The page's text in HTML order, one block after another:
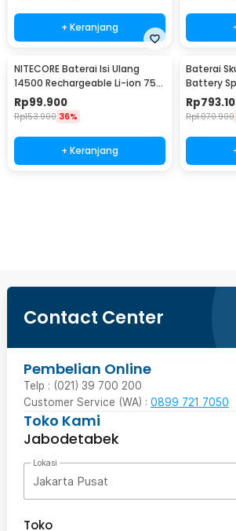
+ Keranjang
NITECORE Baterai Isi Ulang
14500 Rechargeable Li-ion 750
mAh 3.6 V 1PC - NL1475R
Rp99.900
Rp153.900 36%
+ Keranjang
Baterai
Battery
4900mAh
Rp
Rp1.070.900
Contact Center
Pembelian Online
Telp : (021) 39 700 200
Customer Service (WA) : 0899 721 7050
Toko Kami
Jabodetabek
Lokasi
Jakarta Pusat
Toko